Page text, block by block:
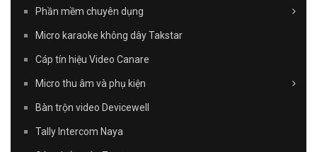
Phần mềm chuyên dụng
Micro karaoke không dây Takstar
Cáp tín hiệu Video Canare
Micro thu âm và phụ kiện
Bàn trộn video Devicewell
Tally Intercom Naya